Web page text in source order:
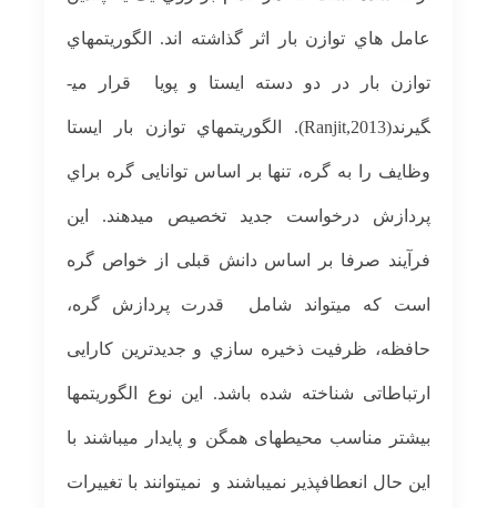
ﻋﺎﻣﻞ ﻫﺎي ﺗﻮازن ﺑﺎر اﺛﺮ ﮔﺬاﺷﺘﻪ اﻧﺪ. الگوریتمهاي
توازن بار در دو دسته ایستا و پویا قرار می­
گيرند(Ranjit,2013). الگوریتمهاي توازن بار ایستا
وظایف را به گره، تنها بر اساس توانایی گره براي
پردازش درخواست جدید تخصيص می­دهند. این
فرآیند صرفا بر اساس دانش قبلی از خواص گره
است که میتواند شامل قدرت پردازش گره،
حافظه، ظرفيت ذخيره سازي و جدیدترین کارایی
ارتباطاتی شناخته شده باشد. این نوع الگوریتمها
بیشتر مناسب محیطهای همگن و پایدار می­باشند با
این حال انعطاف­پذیر نمی­باشند و نمی­توانند با تغییرات